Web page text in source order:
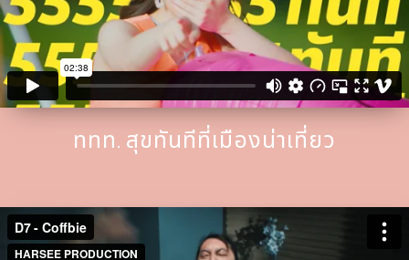
ททท. สุขทันทีที่เมืองน่าเที่ยว